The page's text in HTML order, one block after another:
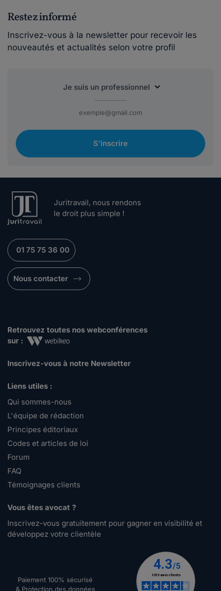
Restez informé
Inscrivez-vous à la newsletter pour recevoir les
nouveautés et actualités selon votre profil
S'inscrire
Juritravail, nous rendons
le droit plus simple !
01 75 75 36 00
Nous contacter
Retrouvez toutes nos webconférences
sur :
Inscrivez-vous à notre Newsletter
Liens utiles :
Qui sommes-nous
L'équipe de rédaction
Principes éditoriaux
Codes et articles de loi
Forum
FAQ
Témoignages clients
Vous êtes avocat ?
Inscrivez-vous gratuitement pour gagner en visibilité et
développez votre clientèle
Paiement 100% sécurisé
& Protection des données